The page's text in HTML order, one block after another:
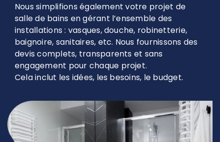
Nous simplifions également votre projet de
salle de bains en gérant l’ensemble des
installations : vasques, douche, robinetterie,
baignoire, sanitaires, etc. Nous fournissons des
devis complets, transparents et sans
engagement pour chaque projet.
Cela inclut les idées, les besoins, le budget.